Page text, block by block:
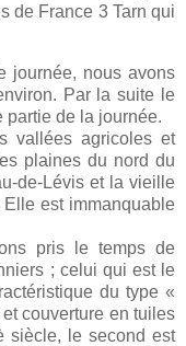
de France 3 Tarn qui
journée, nous avons
Par la suite le
partie de la journée.
vallées agricoles et
plaines du nord du
de-Lévis et la vieille
Elle est immanquable
pris le temps de
; celui qui est le
du type «
couverture en tuiles
siècle, le second est